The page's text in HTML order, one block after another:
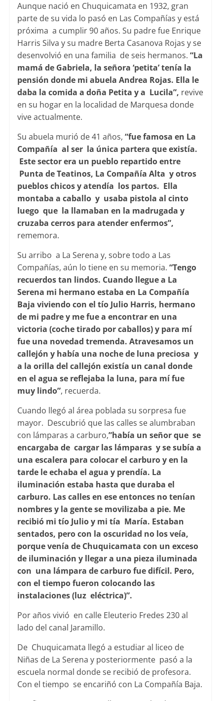
Aunque nació en Chuquicamata en 1932, gran
parte de su vida lo pasó en Las Compañías y está
próxima a cumplir 90 años. Su padre fue Enrique
Harris Silva y su madre Berta Casanova Rojas y se
desenvolvió en una familia de seis hermanos. “La
mamá de Gabriela, la señora ‘petita’ tenía la
pensión donde mi abuela Andrea Rojas. Ella le
daba la comida a doña Petita y a Lucila”, revive
en su hogar en la localidad de Marquesa donde
vive actualmente.
Su abuela murió de 41 años, “fue famosa en La
Compañía al ser la única partera que existía.
Este sector era un pueblo repartido entre
Punta de Teatinos, La Compañía Alta y otros
pueblos chicos y atendía los partos. Ella
montaba a caballo y usaba pistola al cinto
luego que la llamaban en la madrugada y
cruzaba cerros para atender enfermos”,
rememora.
Su arribo a La Serena y, sobre todo a Las
Compañías, aún lo tiene en su memoria. “Tengo
recuerdos tan lindos. Cuando llegue a La
Serena mi hermano estaba en La Compañía
Baja viviendo con el tío Julio Harris, hermano
de mi padre y me fue a encontrar en una
victoria (coche tirado por caballos) y para mí
fue una novedad tremenda. Atravesamos un
callejón y había una noche de luna preciosa y
a la orilla del callejón existía un canal donde
en el agua se reflejaba la luna, para mí fue
muy lindo”, recuerda.
Cuando llegó al área poblada su sorpresa fue
mayor. Descubrió que las calles se alumbraban
con lámparas a carburo,”había un señor que se
encargaba de cargar las lámparas y se subía a
una escalera para colocar el carburo y en la
tarde le echaba el agua y prendía. La
iluminación estaba hasta que duraba el
carburo. Las calles en ese entonces no tenían
nombres y la gente se movilizaba a pie. Me
recibió mi tío Julio y mi tía María. Estaban
sentados, pero con la oscuridad no los veía,
porque venía de Chuquicamata con un exceso
de iluminación y llegar a una pieza iluminada
con una lámpara de carburo fue difícil. Pero,
con el tiempo fueron colocando las
instalaciones (luz eléctrica)”.
Por años vivió en calle Eleuterio Fredes 230 al
lado del canal Jaramillo.
De Chuquicamata llegó a estudiar al liceo de
Niñas de La Serena y posteriormente pasó a la
escuela normal donde se recibió de profesora.
Con el tiempo se encariñó con La Compañía Baja.